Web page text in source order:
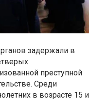
задержали в
преступной
Среди
в возрасте 15 и